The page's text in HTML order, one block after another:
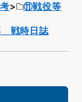
⑪戦役等
戦時日誌